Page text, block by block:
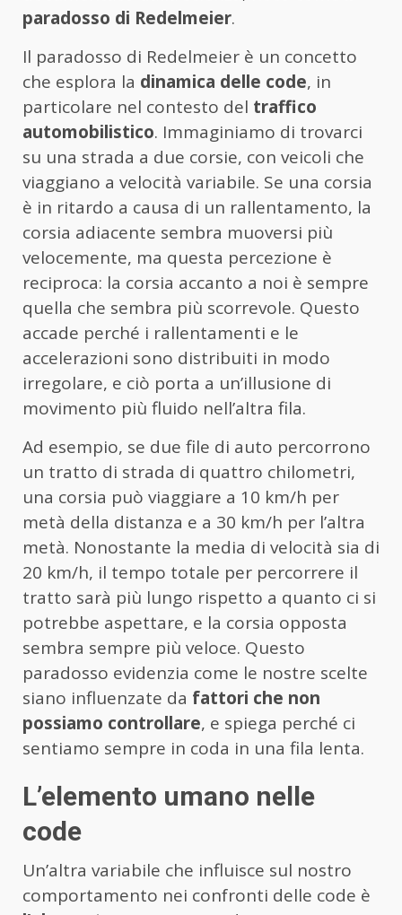
paradosso di Redelmeier.
Il paradosso di Redelmeier è un concetto
che esplora la dinamica delle code, in
particolare nel contesto del traffico
automobilistico. Immaginiamo di trovarci
su una strada a due corsie, con veicoli che
viaggiano a velocità variabile. Se una corsia
è in ritardo a causa di un rallentamento, la
corsia adiacente sembra muoversi più
velocemente, ma questa percezione è
reciproca: la corsia accanto a noi è sempre
quella che sembra più scorrevole. Questo
accade perché i rallentamenti e le
accelerazioni sono distribuiti in modo
irregolare, e ciò porta a un’illusione di
movimento più fluido nell’altra fila.
Ad esempio, se due file di auto percorrono
un tratto di strada di quattro chilometri,
una corsia può viaggiare a 10 km/h per
metà della distanza e a 30 km/h per l’altra
metà. Nonostante la media di velocità sia di
20 km/h, il tempo totale per percorrere il
tratto sarà più lungo rispetto a quanto ci si
potrebbe aspettare, e la corsia opposta
sembra sempre più veloce. Questo
paradosso evidenzia come le nostre scelte
siano influenzate da fattori che non
possiamo controllare, e spiega perché ci
sentiamo sempre in coda in una fila lenta.
L’elemento umano nelle
code
Un’altra variabile che influisce sul nostro
comportamento nei confronti delle code è